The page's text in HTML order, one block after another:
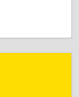
г, Ленина